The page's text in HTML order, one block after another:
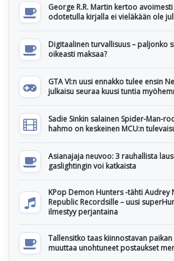
George R.R. Martin kertoo
odotetulla kirjalla ei vieläkään ole
Digitaalinen turvallisuus – paljonko
oikeasti maksaa?
GTA VI:n uusi ennakko tulee ensin
julkaisu seuraa kuusi tuntia
Sadie Sinkin salainen Spider-Man-
hahmo on keskeinen MCU:n
Asianajaja neuvoo: 3 rauhallista
gaslightingin voi katkaista
KPop Demon Hunters -tähti Audrey
Republic Recordsille – uusi
ilmestyy perjantaina
Tallensitko taas kiinnostavan
muuttaa unohtuneet postaukset